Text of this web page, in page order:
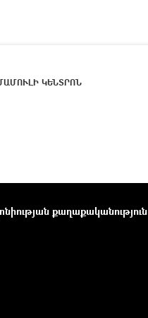
ԿԵՆՏՐՈՆ
քաղաքականություն